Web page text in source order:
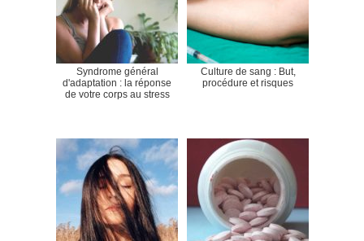
Syndrome général
d'adaptation : la réponse
de votre corps au stress
Culture de sang : But,
procédure et risques